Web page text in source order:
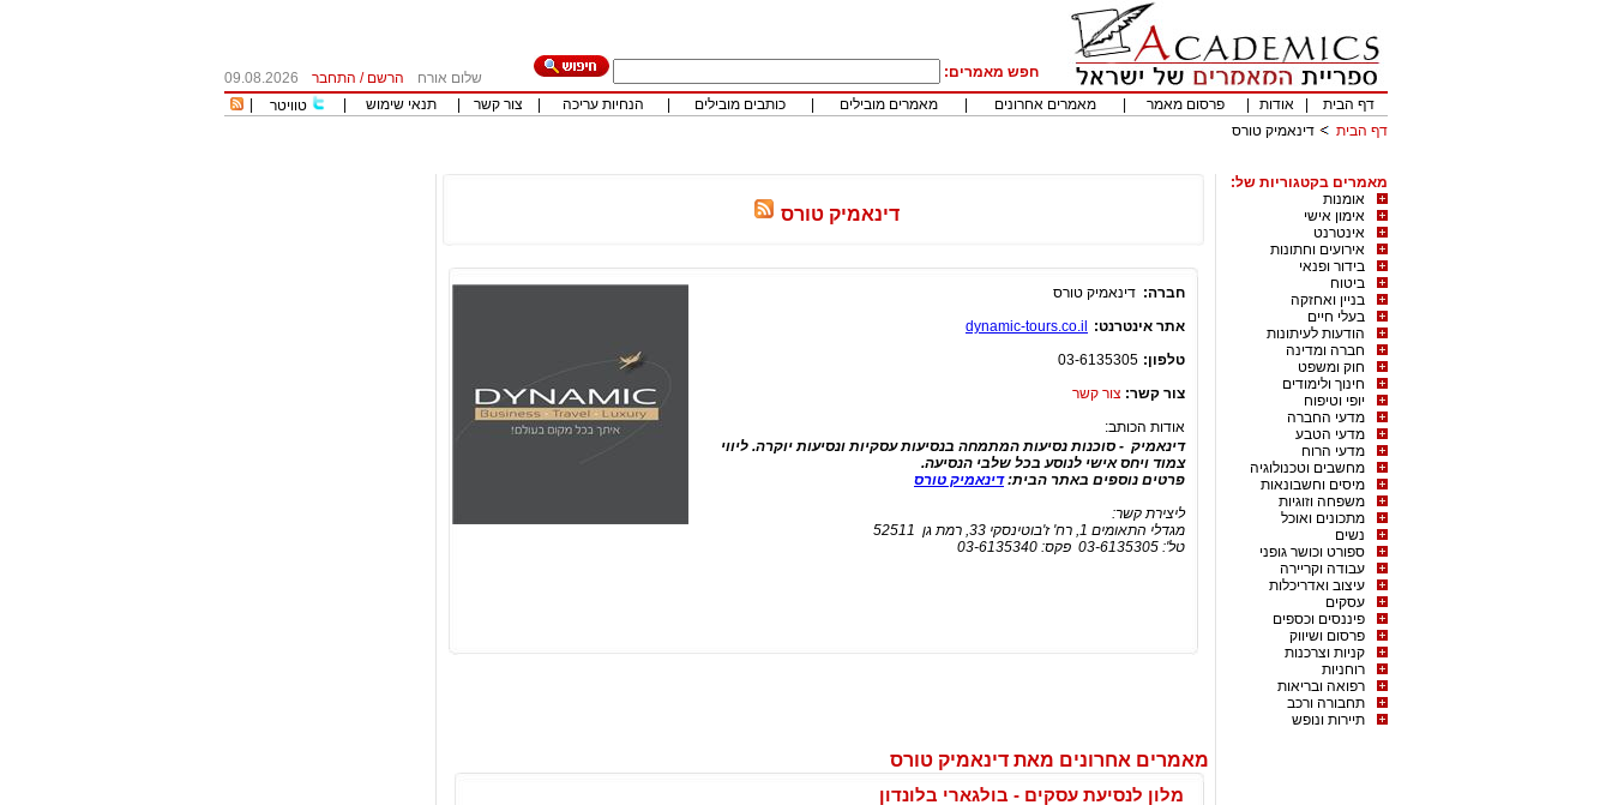
חפש מאמרים: שלום אורח הרשם / התחבר
09.08.2026
דף הבית
אודות פרסום מאמר מאמרים אחרונים מאמרים מובילים כותבים מובילים הנחיות עריכה צור קשר תנאי שימוש טוויטר
דף הבית
דינאמיק טורס
מאמרים בקטגוריות של:
אומנות
אימון אישי
אינטרנט
אירועים וחתונות
בידור ופנאי
ביטוח
בניין ואחזקה
בעלי חיים
הודעות לעיתונות
חברה ומדינה
חוק ומשפט
חינוך ולימודים
יופי וטיפוח
מדעי החברה
מדעי הטבע
מדעי הרוח
מחשבים וטכנולוגיה
מיסים וחשבונאות
משפחה וזוגיות
מתכונים ואוכל
נשים
ספורט וכושר גופני
עבודה וקריירה
עיצוב ואדריכלות
עסקים
פיננסים וכספים
פרסום ושיווק
קניות וצרכנות
רוחניות
רפואה ובריאות
תחבורה ורכב
תיירות ונופש
דינאמיק טורס
חברה: דינאמיק טורס
אתר אינטרנט:
dynamic-tours.co.il
טלפון: 03-6135305
צור קשר: צור קשר
אודות הכותב:
דינאמיק - סוכנות נסיעות המתמחה בנסיעות עסקיות ונסיעות יוקרה. ליווי
צמוד ויחס אישי לנוסע בכל שלבי הנסיעה.
פרטים נוספים באתר הבית:דינאמיק טורס
ליצירת קשר:
מגדלי התאומים 1, רח' ז'בוטינסקי 33, רמת גן 52511
טל': 03-6135305 פקס: 03-6135340
מאמרים אחרונים מאת דינאמיק טורס
מלון לנסיעת עסקים - בולגארי בלונדון